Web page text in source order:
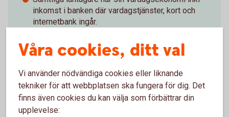
inkomst i banken där vardagstjänster, kort och
internetbank ingår.
försäkringsöversyn i samband med låneupplägg.
Bolån kan tecknas efter sedvanlig kreditprövning
bostadens marknadsvärde.
Räntan är fast under 3 år.
Vi bjuder på ränteskillnadsersättningen om säljer
din bostad under lånets bindningstid.
Våra cookies, ditt val
Vi använder nödvändiga cookies eller liknande
tekniker för att webbplatsen ska fungera för dig. Det
finns även cookies du kan välja som förbättrar din
upplevelse: